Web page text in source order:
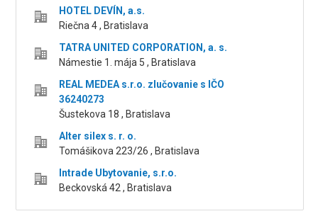
HOTEL DEVÍN, a.s.
Riečna 4 , Bratislava
TATRA UNITED CORPORATION, a. s.
Námestie 1. mája 5 , Bratislava
REAL MEDEA s.r.o. zlučovanie s IČO
36240273
Šustekova 18 , Bratislava
Alter silex s. r. o.
Tomášikova 223/26 , Bratislava
Intrade Ubytovanie, s.r.o.
Beckovská 42 , Bratislava